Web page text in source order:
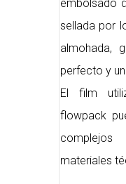
embolsado
sellada por
almohada,
perfecto y
El film
flowpack
materiales